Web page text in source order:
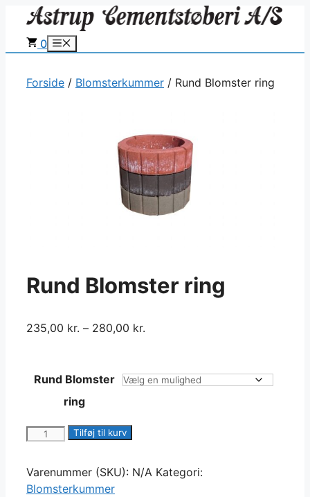
indhold0 Menu
Forside / Blomsterkummer / Rund Blomster ring
Rund Blomster ring
235,00 kr. – 280,00 kr.
Rund Blomster
ring
Rund
ring
antal
Tilføj til kurv
Varenummer (SKU): N/A Kategori:
Blomsterkummer